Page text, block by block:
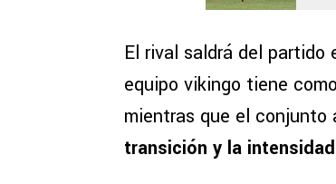
El rival saldrá del
equipo vikingo tiene
mientras que el
transición y la